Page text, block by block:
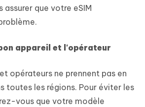
assurer que votre eSIM
appareil et l'opérateur
opérateurs ne prennent pas en
toutes les régions. Pour éviter les
vous que votre modèle